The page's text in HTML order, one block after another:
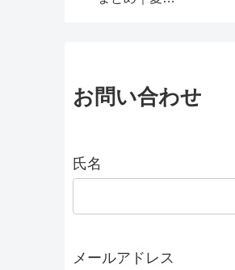
お問い合わせ
氏名
メールアドレス